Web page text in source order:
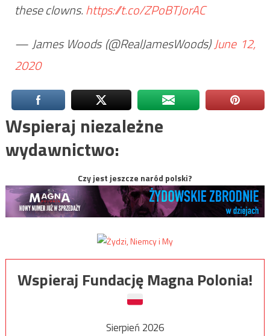
these clowns.https://t.co/ZPoBTJorAC
— James Woods (@RealJamesWoods)June 12,
2020
Wspieraj niezależne
wydawnictwo:
Czy jest jeszcze naród polski?
Wspieraj Fundację Magna Polonia!
Sierpień 2026